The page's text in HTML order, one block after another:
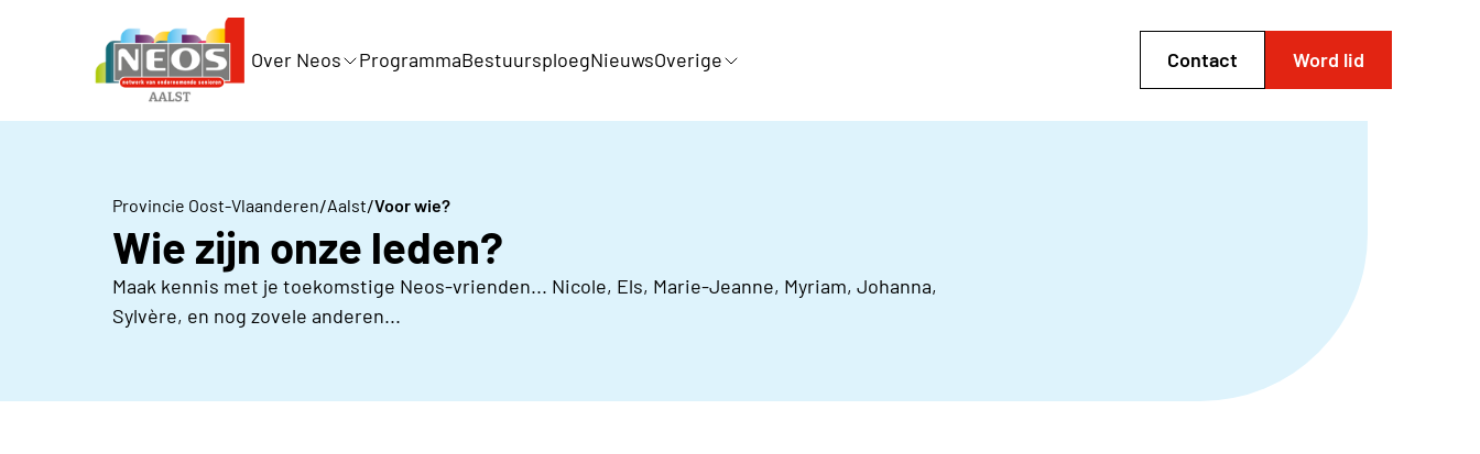
Over Neos ProgrammaBestuursploegNieuwsOverige Contact Word lid
Provincie Oost-Vlaanderen/Aalst/Voor wie?
Wie zijn onze leden?
Maak kennis met je toekomstige Neos-vrienden... Nicole, Els, Marie-Jeanne, Myriam, Johanna,
Sylvère, en nog zovele anderen...